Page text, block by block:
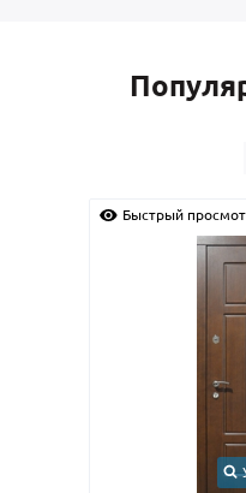
Быстрый